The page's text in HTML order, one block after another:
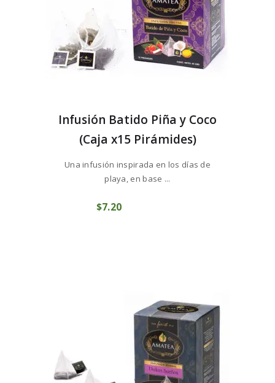
Infusión Batido Piña y Coco
(Caja x15 Pirámides)
Una infusión inspirada en los días de
playa, en base ...
$7 20